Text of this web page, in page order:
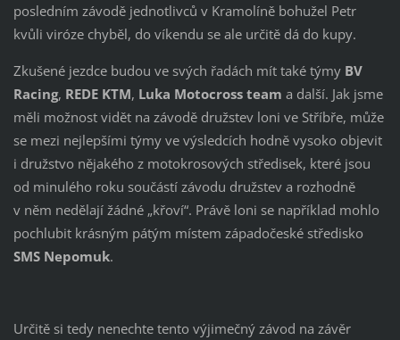
posledním závodě jednotlivců v Kramolíně bohužel Petr
kvůli viróze chyběl, do víkendu se ale určitě dá do kupy.
Zkušené jezdce budou ve svých řadách mít také týmy BV
Racing, REDE KTM, Luka Motocross team a další. Jak jsme
měli možnost vidět na závodě družstev loni ve Stříbře, může
se mezi nejlepšími týmy ve výsledcích hodně vysoko objevit
i družstvo nějakého z motokrosových středisek, které jsou
od minulého roku součástí závodu družstev a rozhodně
v něm nedělají žádné „křoví“. Právě loni se například mohlo
pochlubit krásným pátým místem západočeské středisko
SMS Nepomuk.
Určitě si tedy nenechte tento výjimečný závod na závěr